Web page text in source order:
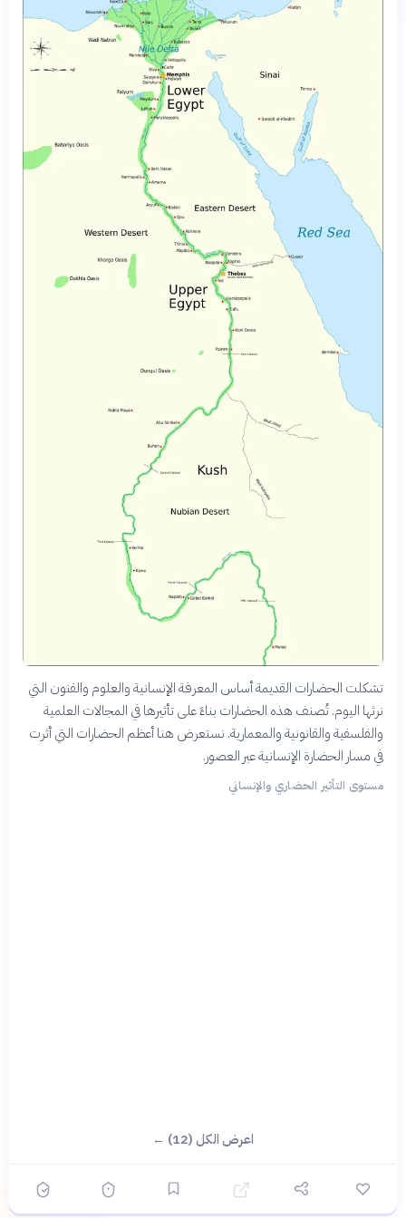
تشكلت الحضارات القديمة أساس المعرفة الإنسانية والعلوم والفنون التي
نرثها اليوم. تُصنف هذه الحضارات بناءً على تأثيرها في المجالات العلمية
والفلسفية والقانونية والمعمارية. نستعرض هنا أعظم الحضارات التي أثرت
في مسار الحضارة الإنسانية عبر العصور.
مستوى التأثير الحضاري والإنساني
اعرض الكل (12) ←